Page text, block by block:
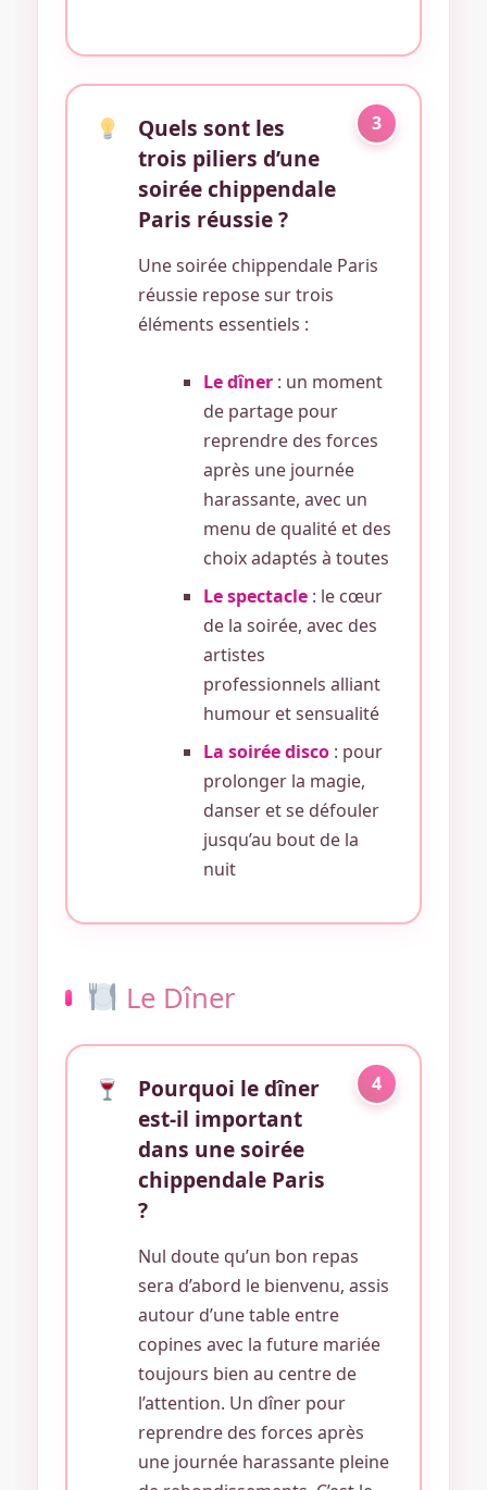
3
Quels sont les
trois piliers d’une
soirée chippendale
Paris réussie ?
Une soirée chippendale Paris
réussie repose sur trois
éléments essentiels :
Le dîner : un moment
de partage pour
reprendre des forces
après une journée
harassante, avec un
menu de qualité et des
choix adaptés à toutes
Le spectacle : le cœur
de la soirée, avec des
artistes
professionnels alliant
humour et sensualité
La soirée disco : pour
prolonger la magie,
danser et se défouler
jusqu’au bout de la
nuit
Le Dîner
4
Pourquoi le dîner
est-il important
dans une soirée
chippendale Paris
?
Nul doute qu’un bon repas
sera d’abord le bienvenu, assis
autour d’une table entre
copines avec la future mariée
toujours bien au centre de
l’attention. Un dîner pour
reprendre des forces après
une journée harassante pleine